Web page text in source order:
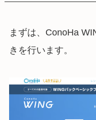
まずは、ConoHa
きを行います。